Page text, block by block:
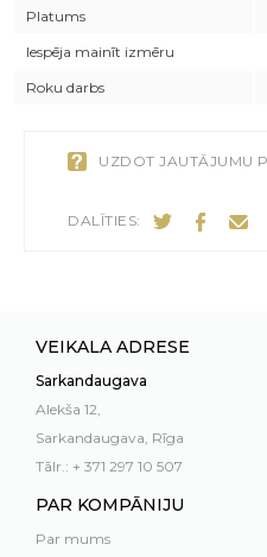
Platums
Iespēja mainīt izmēru
Roku darbs
UZDOT JAUTĀJUMU
DALĪTIES:
VEIKALA ADRESE
Sarkandaugava
Alekša 12,
Sarkandaugava, Rīga
Tālr.: + 371 297 10 507
PAR KOMPĀNIJU
Par mums